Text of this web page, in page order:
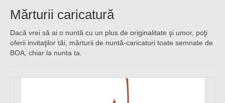
Mărturii caricatură
Dacă vrei să ai o nuntă cu un plus de originalitate şi umor, poţi
oferii invitaţilor tăi, mărturii de nuntă-caricaturi toate semnate de
BOA, chiar la nunta ta.